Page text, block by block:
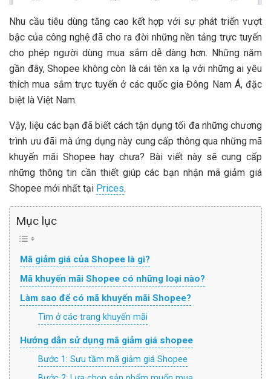
Nhu cầu tiêu dùng tăng cao kết hợp với sự phát triển vượt
bậc của công nghệ đã cho ra đời những nền tảng trực tuyến
cho phép người dùng mua sắm dễ dàng hơn. Những năm
gần đây, Shopee không còn là cái tên xa lạ với những ai yêu
thích mua sắm trực tuyến ở các quốc gia Đông Nam Á, đặc
biệt là Việt Nam.
Vậy, liệu các bạn đã biết cách tận dụng tối đa những chương
trình ưu đãi mà ứng dụng này cung cấp thông qua những mã
khuyến mãi Shopee hay chưa? Bài viết này sẽ cung cấp
những thông tin cần thiết giúp các bạn nhận mã giảm giá
Shopee mới nhất tại Prices.
Mục lục
Mã giảm giá của Shopee là gì?
Mã khuyến mãi Shopee có những loại nào?
Làm sao để có mã khuyến mãi Shopee?
Tìm ở các trang khuyến mãi
Hướng dẫn sử dụng mã giảm giá shopee
Bước 1: Sưu tầm mã giảm giá Shopee